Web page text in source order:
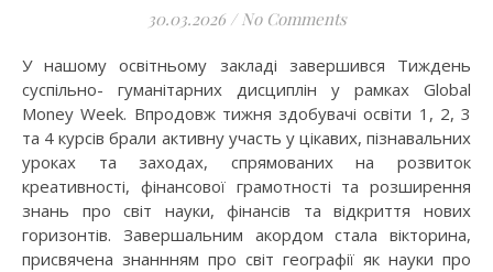
30.03.2026 / No Comments
У нашому освітньому закладі завершився Тиждень
суспільно- гуманітарних дисциплін у рамках Global
Money Week. Впродовж тижня здобувачі освіти 1, 2, 3
та 4 курсів брали активну участь у цікавих, пізнавальних
уроках та заходах, спрямованих на розвиток
креативності, фінансової грамотності та розширення
знань про світ науки, фінансів та відкриття нових
горизонтів. Завершальним акордом стала вікторина,
присвячена знаннням про світ географії як науки про